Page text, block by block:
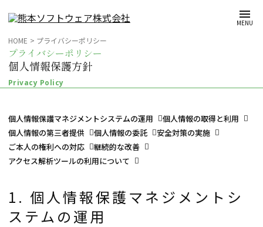
MENU
HOME プライバシーポリシー
プライバシーポリシー
個人情報保護方針
Privacy Policy
個人情報保護マネジメントシステムの運用
個人情報の取得と利用
個人情報の第三者提供
個人情報の委託
安全対策の実施
ご本人の権利への対応
継続的な改善
アクセス解析ツールの利用について
個人情報保護マネジメントシ
ステムの運用